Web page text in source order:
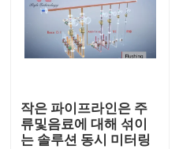
뉴스
인용문을 요구하세요
작은 파이프라인은 주
류및음료에 대해 섞이
는 솔루션 동시 미터링